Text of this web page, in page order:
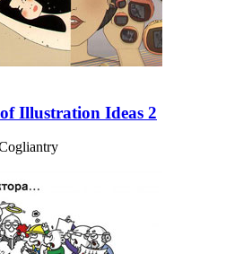
Illustration Ideas 2